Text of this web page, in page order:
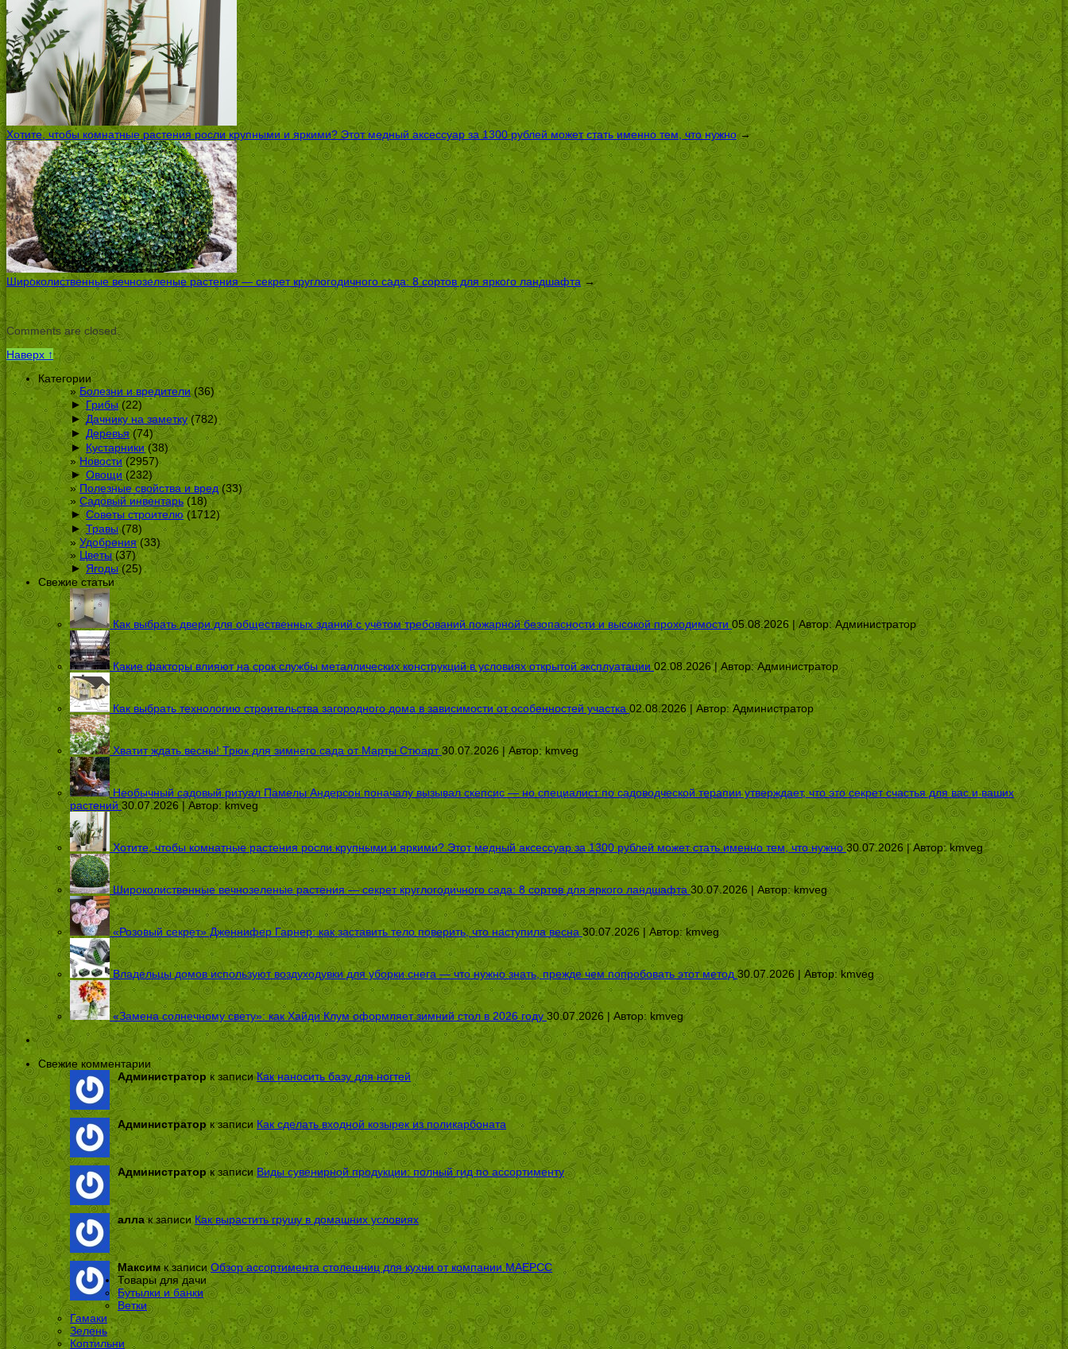
Хотите, чтобы комнатные растения росли крупными и яркими? Этот медный аксессуар за 1300 рублей может стать именно тем, что нужно→
Широколиственные вечнозеленые растения — секрет круглогодичного сада: 8 сортов для яркого ландшафта→
Comments are closed.
Наверх ↑
Категории
Болезни и вредители(36)
► Грибы(22)
► Дачнику на заметку(782)
► Деревья(74)
► Кустарники(38)
Новости(2957)
► Овощи (232)
Полезные свойства и вред(33)
Садовый инвентарь (18)
► Советы строителю(1712)
► Травы(78)
Удобрения(33)
Цветы(37)
► Ягоды(25)
Свежие статьи
Как выбрать двери для общественных зданий с учётом требований пожарной безопасности и высокой проходимости 05.08.2026 | Автор:Администратор
Какие факторы влияют на срок службы металлических конструкций в условиях открытой эксплуатации 02.08.2026 | Автор:Администратор
Как выбрать технологию строительства загородного дома в зависимости от особенностей участка 02.08.2026 | Автор:Администратор
Хватит ждать весны! Трюк для зимнего сада от Марты Стюарт 30.07.2026 | Автор:kmveg
Необычный садовый ритуал Памелы Андерсон поначалу вызывал скепсис — но специалист по садоводческой терапии утверждает, что это секрет счастья для вас и ваших
растений 30.07.2026 | Автор: kmveg
Хотите, чтобы комнатные растения росли крупными и яркими? Этот медный аксессуар за 1300 рублей может стать именно тем, что нужно 30.07.2026 | Автор:kmveg
Широколиственные вечнозеленые растения — секрет круглогодичного сада: 8 сортов для яркого ландшафта 30.07.2026 | Автор:kmveg
«Розовый секрет» Дженнифер Гарнер: как заставить тело поверить, что наступила весна 30.07.2026 | Автор:kmveg
Владельцы домов используют воздуходувки для уборки снега — что нужно знать, прежде чем попробовать этот метод 30.07.2026 | Автор:kmveg
«Замена солнечному свету»: как Хайди Клум оформляет зимний стол в 2026 году 30.07.2026 | Автор: kmveg
Свежие комментарии
Администратор к записиКак наносить базу для ногтей
Администратор к записи Как сделать входной козырек из поликарбоната
Администраторк записи Виды сувенирной продукции: полный гид по ассортименту
аллак записиКак вырастить грушу в домашних условиях
Максимк записиОбзор ассортимента столешниц для кухни от компании МАЕРСС
Товары для дачи
Бутылки и банки
Ветки
Гамаки
Зелень
Коптильни